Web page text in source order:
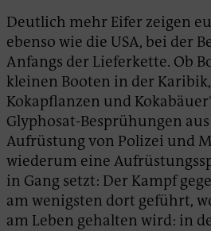
Deutlich mehr Eifer zeigen
ebenso wie die USA, bei der
Anfangs der Lieferkette. Ob
kleinen Booten in der
Kokapflanzen und
Glyphosat-Besprühungen
Aufrüstung von Polizei und
wiederum eine
in Gang setzt: Der Kampf
am wenigsten dort geführt,
am Leben gehalten wird: in